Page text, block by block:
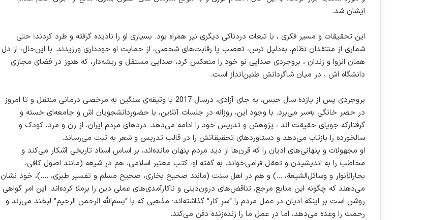
ایشان شد.
این تحقیقات و مسیر فکری ، با تبعات دردناکی دیگری نیر همراه بود. بسیاری او را نادیده گرفته و طرد کردند؛ حتی
شماری از منتقدان نظام، به‌دلیل ترس، تعصب یا رقابت‌های شخصی، از حمایت او خودداری ورزیدند. با این‌حال، از دل
همان انزوا و زندان ، بروجردی صدایی نو خود را منعکس کرد، صدایی مستقل و ریشه‌دار، که هنوز در فضای مجازی
دانشگاه اش ، در میان شاگردانش طنین‌انداز است.
بروجردی پس از یازده سال حبس، به جای آزادی، درسال 2017 با وثیقه‌ی سنگین به مرخصی درمانی منتقل و تا امروز
در حصر خانگی به‌سر می‌برد. با وجود این، روزانه در جلسات آنلاین، با حضوردانشجویان اش و جامعه‌ای خسته و
گرفتارکه جویای حقیقت اند ، پژوهش‌ و تدریس‌ خود را ادامه می‌دهد. دردهای مردم ایران، از زن و مرد، کودک و
سالخورده را بازتاب می‌دهد و دستاوردهای تحقیقاتش را در قالب تدریس و شعر به ثبت می‌رساند.
او مجهولات و پنهانی‌های ادیان را که قرن‌ها از دید مردم پنهان مانده‌اند، بر اساس اسناد تاریخی آشکار می‌کند و
مخاطب را به اندیشیدن و تعقل فرامی‌خواند. به گفته او، کتب معتبر اسلامی، هم در شیعه (مانند اصول کافی،
بحارالأنوار و وسائل‌الشیعة، …) و هم در اهل سنت (مانند صحیح بخاری، صحیح مسلم و تفسیر طبری، ….)، خود نشان
می‌دهند که چگونه این منابع مرجع، تناقض‌های درون‌دینی و ناکارآمدی‌های عملی دین را برملا کرده‌اند. این امر گواهی
روشن است بر اینکه ادیان در عمل مردم را “سرِ کار” گذاشته‌اند؛ مذهبی که با “بسم‌الله الرحمن الرحیم” لبخند می‌زند و
رحمت را وعده می‌دهد، اما در عمل ما را زنده‌زنده دفن می‌کند.